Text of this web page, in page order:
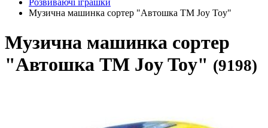
Розвиваючі іграшки
Музична машинка сортер "Автошка ТМ Joy Toy"
Музична машинка сортер
"Автошка ТМ Joy Toy" (9198)